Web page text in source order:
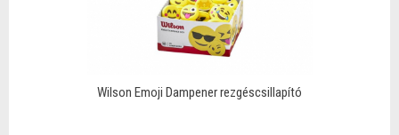
Wilson Emoji Dampener rezgéscsillapító